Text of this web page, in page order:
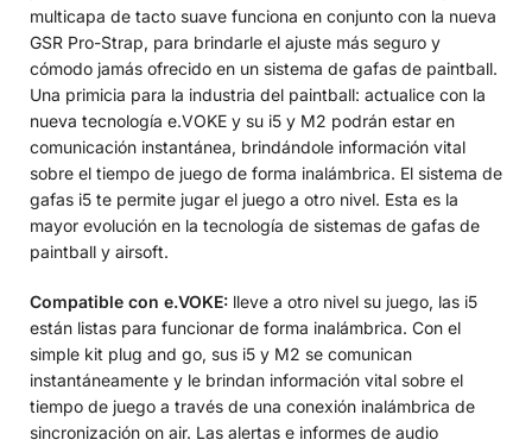
multicapa de tacto suave funciona en conjunto con la nueva
GSR Pro-Strap, para brindarle el ajuste más seguro y
cómodo jamás ofrecido en un sistema de gafas de paintball.
Una primicia para la industria del paintball: actualice con la
nueva tecnología e.VOKE y su i5 y M2 podrán estar en
comunicación instantánea, brindándole información vital
sobre el tiempo de juego de forma inalámbrica. El sistema de
gafas i5 te permite jugar el juego a otro nivel. Esta es la
mayor evolución en la tecnología de sistemas de gafas de
paintball y airsoft.
Compatible con e.VOKE: lleve a otro nivel su juego, las i5
están listas para funcionar de forma inalámbrica. Con el
simple kit plug and go, sus i5 y M2 se comunican
instantáneamente y le brindan información vital sobre el
tiempo de juego a través de una conexión inalámbrica de
sincronización on air. Las alertas e informes de audio